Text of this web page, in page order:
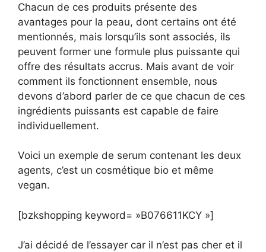
Chacun de ces produits présente des
avantages pour la peau, dont certains ont été
mentionnés, mais lorsqu’ils sont associés, ils
peuvent former une formule plus puissante qui
offre des résultats accrus. Mais avant de voir
comment ils fonctionnent ensemble, nous
devons d’abord parler de ce que chacun de ces
ingrédients puissants est capable de faire
individuellement.
Voici un exemple de serum contenant les deux
agents, c’est un cosmétique bio et même
vegan.
[bzkshopping keyword= »B076611KCY »]
J’ai décidé de l’essayer car il n’est pas cher et il